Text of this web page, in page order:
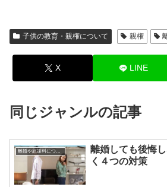
子供の教育・親権について 親権
X LINE
同じジャンルの記事
離婚しても後悔
く４つの対策